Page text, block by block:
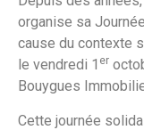
organise sa
cause du contexte
le vendredi 1 er
Bouygues
Cette journée